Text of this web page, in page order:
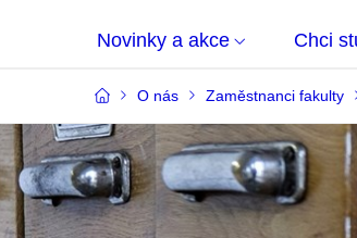
Novinky a akce Chci
O nás Zaměstnanci fakulty